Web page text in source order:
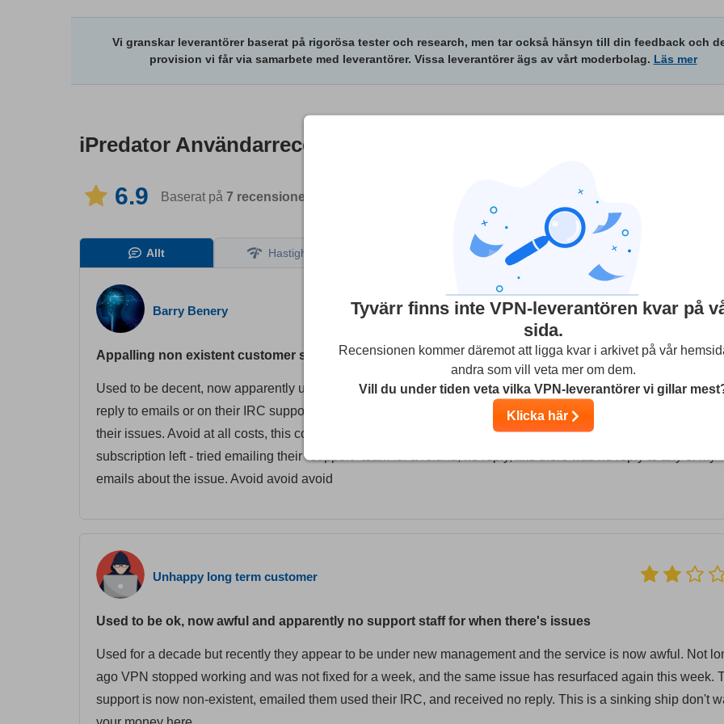
Vi granskar leverantörer baserat på rigorösa tester och research, men tar också hänsyn till din feedback och
provision vi får via samarbete med leverantörer. Vissa leverantörer ägs av vårt moderbolag. Läs mer
iPredator Användarrecensioner
6.9 Baserat på 7 recensioner
Allt Hastighet Säkerhet
Barry Benery
Appalling non existent customer service. Avoid at all costs
Used to be decent, now apparently under new management have not had to work for nearly the last month. No
reply to emails or on their IRC support channel. Basically, they have no customer service and no clue how to fix
their issues. Avoid at all costs, this company will be dead by next year. Pissed off I still have a few months of
subscription left - tried emailing their "support" team for a refund, no reply, like there was no reply to any of my
emails about the issue. Avoid avoid avoid
Unhappy long term customer
Used to be ok, now awful and apparently no support staff for when there's issues
Used for a decade but recently they appear to be under new management and the service is now awful. Not
ago VPN stopped working and was not fixed for a week, and the same issue has resurfaced again this week.
support is now non-existent, emailed them used their IRC, and received no reply. This is a sinking ship don't
Tyvärr finns inte VPN-leverantören kvar på
sida.
Recensionen kommer däremot att ligga kvar i arkivet på vår
andra som vill veta mer om dem.
Vill du under tiden veta vilka VPN-leverantörer vi gillar
Klicka här